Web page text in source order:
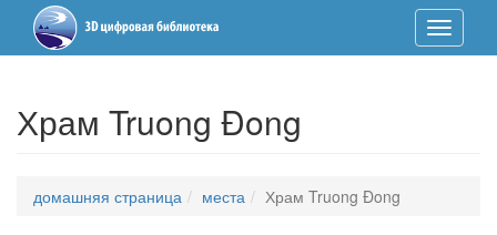
Toggle
Nav
Храм Truong Đong
домашняя страница места Храм Truong Đong